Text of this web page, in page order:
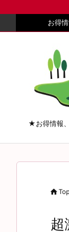
お得
★お得情報

超